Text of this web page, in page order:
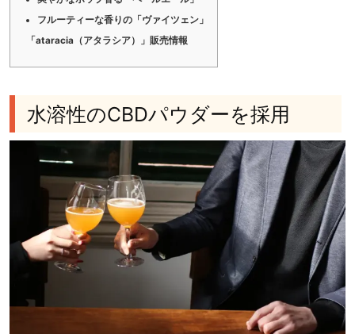
フルーティーな香りの「ヴァイツェン」
「ataracia（アタラシア）」販売情報
水溶性のCBDパウダーを採用